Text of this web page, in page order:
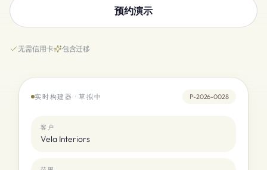
预约演示
无需信用卡 包含迁移
实时构建器 · 草拟中 P-2026-0028
客户
Vela Interiors